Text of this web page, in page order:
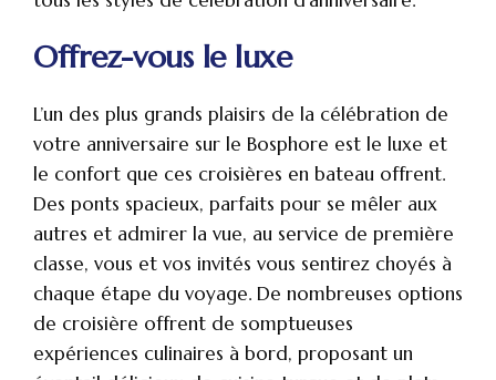
Offrez-vous le luxe
L’un des plus grands plaisirs de la célébration de
votre anniversaire sur le Bosphore est le luxe et
le confort que ces croisières en bateau offrent.
Des ponts spacieux, parfaits pour se mêler aux
autres et admirer la vue, au service de première
classe, vous et vos invités vous sentirez choyés à
chaque étape du voyage. De nombreuses options
de croisière offrent de somptueuses
expériences culinaires à bord, proposant un